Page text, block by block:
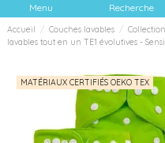
Menu Recherche
Accueil Couches lavables
lavables tout en un TE1 évolutives -
MATÉRIAUX CERTIFIÉS OEKO TEX